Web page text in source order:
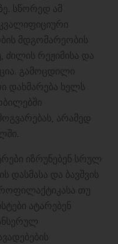
სწორედ ამ
მდგომარეობის
ძილის რეჟიმისა და
გამოცდილი
დახმარება ხელს
არამედ
იზრუნებენ სრულ
დასმასა და ბავშვის
თუ
ატარებენ